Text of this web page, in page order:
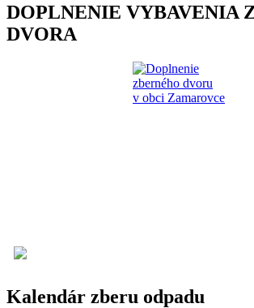
DOPLNENIE VYBAVENIA
DVORA
Kalendár zberu odpadu